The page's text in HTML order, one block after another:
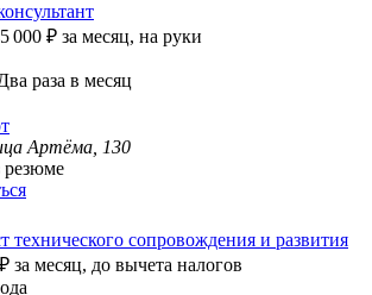
000 ₽ за месяц, на руки
раза в месяц
Артёма, 130
технического сопровождения и развития
₽ за месяц, до вычета налогов